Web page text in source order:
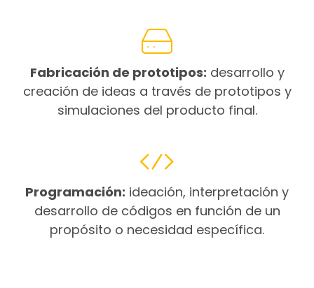
Fabricación de prototipos: desarrollo y
creación de ideas a través de prototipos y
simulaciones del producto final.
Programación: ideación, interpretación y
desarrollo de códigos en función de un
propósito o necesidad específica.